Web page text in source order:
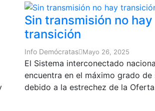
Sin transmisión no hay
transición
Info Demócratas Mayo 26, 2025
El Sistema interconectado
encuentra en el máximo grado de
debido a la estrechez de la